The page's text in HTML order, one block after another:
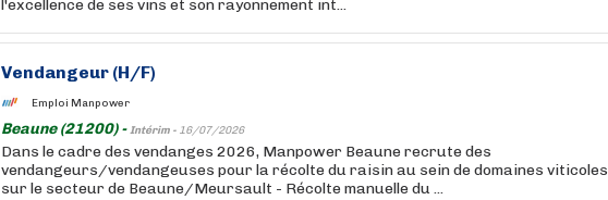
l'excellence de ses vins et son rayonnement int...
Vendangeur (H/F)
Emploi Manpower
Beaune (21200) -Intérim - 16/07/2026
Dans le cadre des vendanges 2026, Manpower Beaune recrute des
vendangeurs/vendangeuses pour la récolte du raisin au sein de domaines viticoles
sur le secteur de Beaune/Meursault - Récolte manuelle du ...